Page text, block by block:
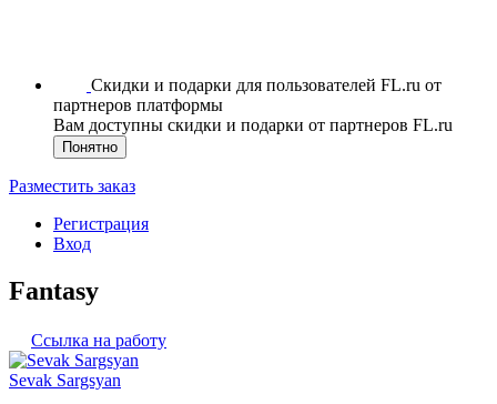
Скидки и подарки для пользователей FL.ru от
партнеров платформы
Вам доступны скидки и подарки от партнеров FL.ru
Понятно
Разместить заказ
Регистрация
Вход
Fantasy
Ссылка на работу
Sevak Sargsyan